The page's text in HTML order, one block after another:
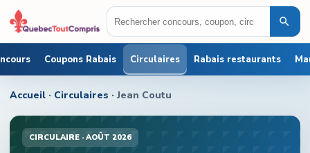
Coupons Rabais Circulaires Rabais restaurants
Accueil · Circulaires · Jean Coutu
CIRCULAIRE · AOÛT 2026